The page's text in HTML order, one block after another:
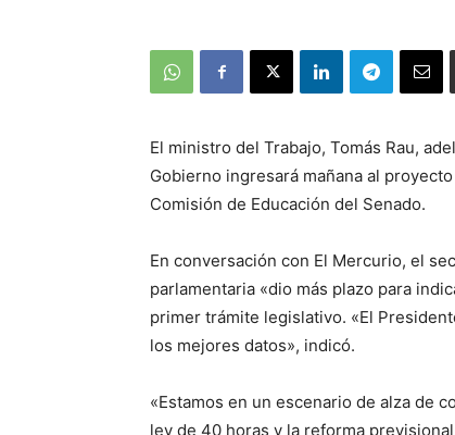
El ministro del Trabajo, Tomás Rau,
Gobierno ingresará mañana al
Comisión de Educación del Senado.
En conversación con El Mercurio, el
parlamentaria «dio más plazo para
primer trámite legislativo. «El
los mejores datos», indicó.
«Estamos en un escenario de alza de
ley de 40 horas y la reforma